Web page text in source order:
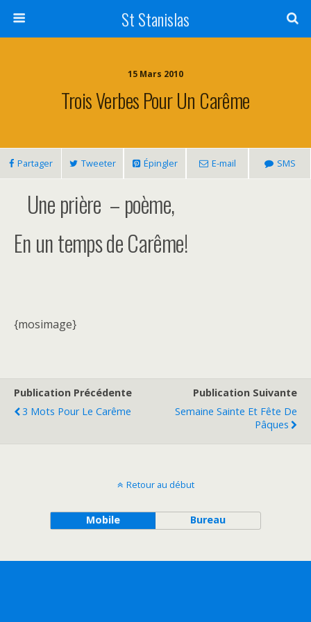
St Stanislas
15 Mars 2010
Trois Verbes Pour Un Carême
Partager Tweeter Épingler E-mail SMS
Une prière – poème,
En un temps de Carême!
{mosimage}
Publication Précédente
3 Mots Pour Le Carême
Publication Suivante
Semaine Sainte Et Fête De
Pâques
Retour au début
Mobile Bureau